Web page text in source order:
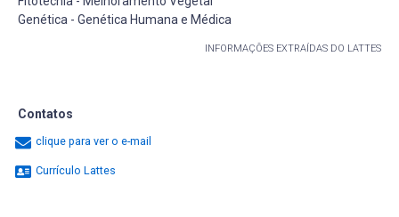
Genética - Genética Humana e Médica
INFORMAÇÕES EXTRAÍDAS DO LATTES
Contatos
clique para ver o e-mail
Currículo Lattes